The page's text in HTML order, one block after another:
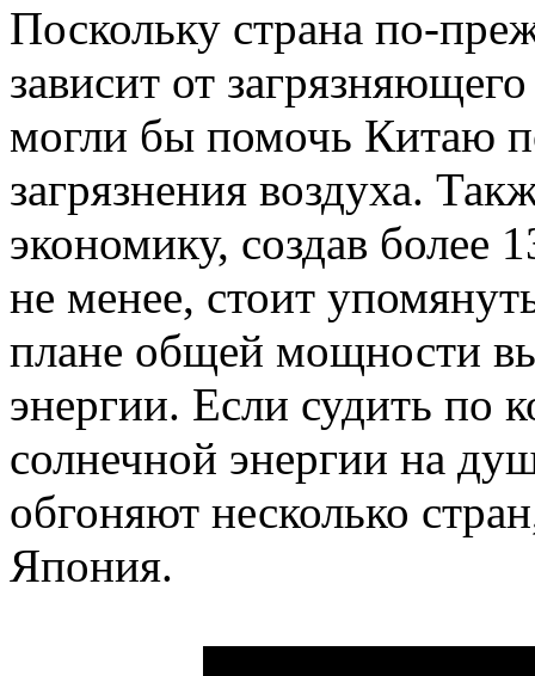
Поскольку страна по-
зависит от
могли бы помочь Китаю
загрязнения воздуха.
экономику, создав более
не менее, стоит
плане общей мощности
энергии. Если судить по
солнечной энергии на
обгоняют несколько
Япония.